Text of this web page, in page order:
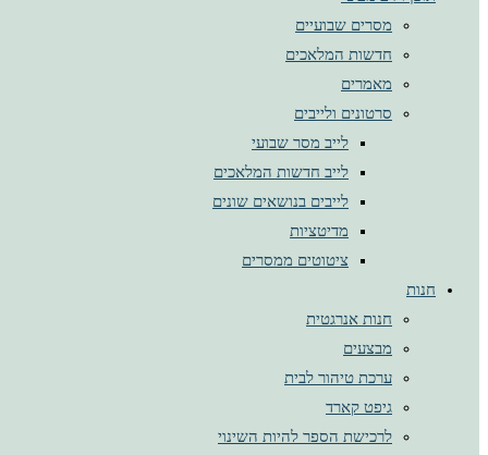
מסרים שבועיים
חדשות המלאכים
מאמרים
סרטונים ולייבים
לייב מסר שבועי
לייב חדשות המלאכים
לייבים בנושאים שונים
מדיטציות
ציטוטים ממסרים
חנות
חנות אנרגטית
מבצעים
ערכת טיהור לבית
גיפט קארד
לרכישת הספר להיות השינוי